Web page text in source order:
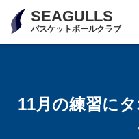
SEAGULLS
バスケットボールクラブ
11月の練習に